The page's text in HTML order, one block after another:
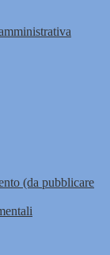
(da pubblicare